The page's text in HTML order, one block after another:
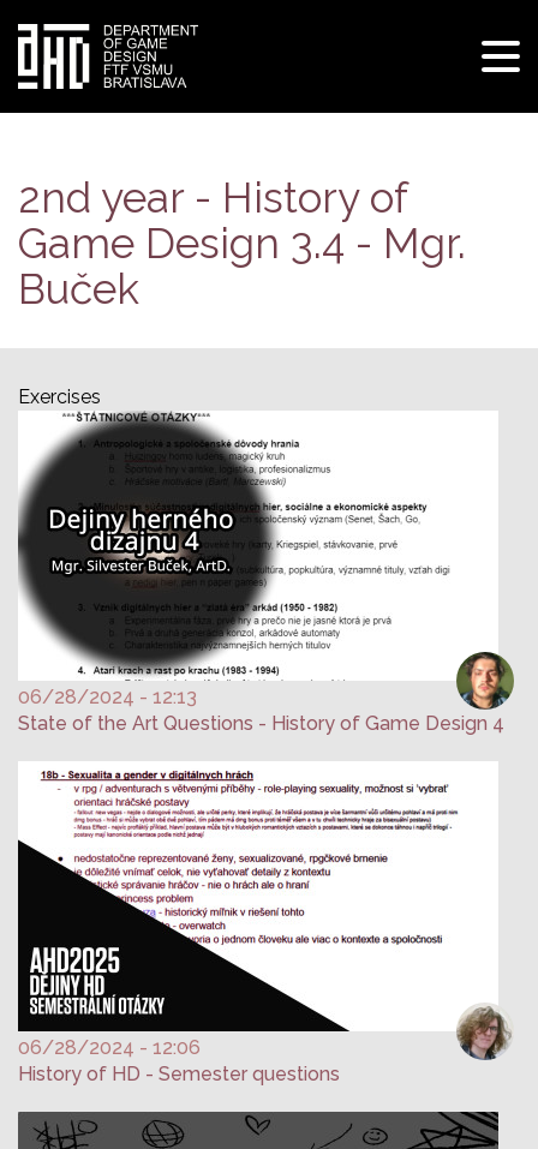
content
2nd year - History of
Game Design 3.4 - Mgr.
Buček
Exercises
06/28/2024 - 12:13
State of the Art Questions - History of Game Design 4
06/28/2024 - 12:06
History of HD - Semester questions